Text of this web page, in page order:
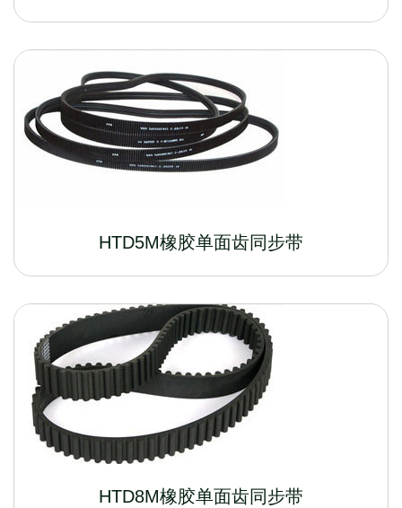
HTD5M橡胶单面齿同步带
HTD8M橡胶单面齿同步带